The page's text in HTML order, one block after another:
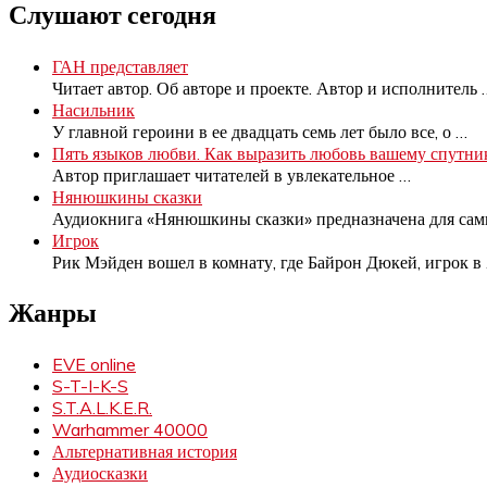
Слушают сегодня
ГАН представляет
Читает автор. Об авторе и проекте. Автор и исполнитель
Насильник
У главной героини в ее двадцать семь лет было все, о
Пять языков любви. Как выразить любовь вашему
Автор приглашает читателей в увлекательное
Нянюшкины сказки
Аудиокнига «Нянюшкины сказки» предназначена для
Игрок
Рик Мэйден вошел в комнату, где Байрон Дюкей, игрок в
Жанры
EVE online
S-T-I-K-S
S.T.A.L.K.E.R.
Warhammer 40000
Альтернативная история
Аудиосказки